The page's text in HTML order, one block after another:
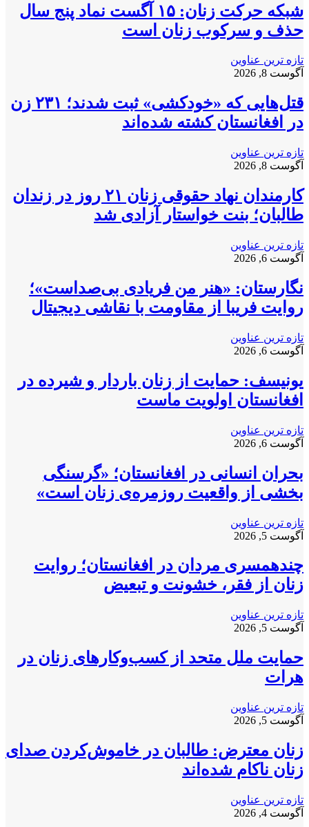
شبکه حرکت زنان: ۱۵ آگست نماد پنج سال
حذف و سرکوب زنان است
تازه ترین عناوین
آگوست 8, 2026
قتل‌هایی که «خودکشی» ثبت شدند؛ ۲۳۱ زن
در افغانستان کشته شده‌اند
تازه ترین عناوین
آگوست 8, 2026
کارمندان نهاد حقوقی زنان ۲۱ روز در زندان
طالبان؛ بنت خواستار آزادی شد
تازه ترین عناوین
آگوست 6, 2026
نگارستان: «هنر من فریادی بی‌صداست»؛
روایت فریبا از مقاومت با نقاشی دیجیتال
تازه ترین عناوین
آگوست 6, 2026
یونیسف: حمایت از زنان باردار و شیرده در
افغانستان اولویت ماست
تازه ترین عناوین
آگوست 6, 2026
بحران انسانی در افغانستان؛ «گرسنگی
بخشی از واقعیت روزمره‌ی زنان است»
تازه ترین عناوین
آگوست 5, 2026
چندهمسری مردان در افغانستان؛ روایت
زنان از فقر، خشونت و تبعیض
تازه ترین عناوین
آگوست 5, 2026
حمایت ملل متحد از کسب‌وکارهای زنان در
هرات
تازه ترین عناوین
آگوست 5, 2026
زنان معترض: طالبان در خاموش‌کردن صدای
زنان ناکام شده‌اند
تازه ترین عناوین
آگوست 4, 2026